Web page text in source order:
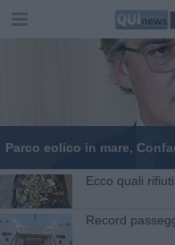
Parco eolico in mare,
Ecco quali
Record